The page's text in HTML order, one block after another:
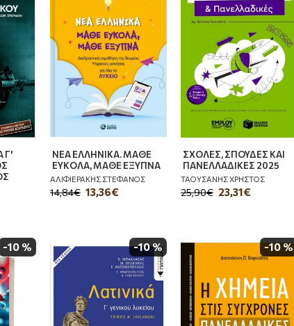
Γ'
ΝΕΑ ΕΛΛΗΝΙΚΑ. ΜΑΘΕ
ΕΥΚΟΛΑ, ΜΑΘΕ ΕΞΥΠΝΑ
ΑΛΙΦΙΕΡΑΚΗΣ ΣΤΕΦΑΝΟΣ
13,36€
14,84€
ΣΧΟΛΕΣ, ΣΠΟΥΔΕΣ ΚΑΙ
ΠΑΝΕΛΛΑΔΙΚΕΣ 2025
ΤΑΟΥΣΑΝΗΣ ΧΡΗΣΤΟΣ
23,31€
25,90€
-10 % -10 % -10 %